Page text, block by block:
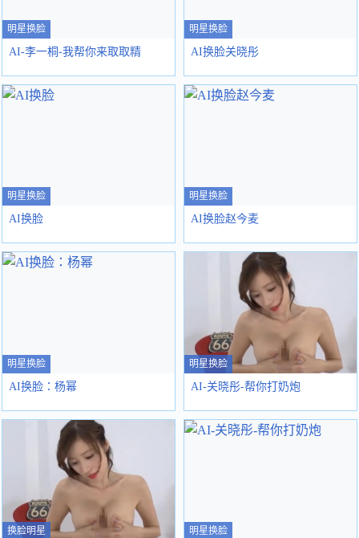
明星换脸
AI-李一桐-我帮你来取取精
明星换脸
AI换脸关晓彤
明星换脸
AI换脸
明星换脸
AI换脸赵今麦
明星换脸
AI换脸：杨幂
明星换脸
AI-关晓彤-帮你打奶炮
换脸明星 明星换脸